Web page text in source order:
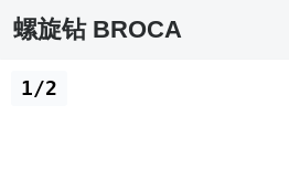
螺旋钻 BROCA
1/2